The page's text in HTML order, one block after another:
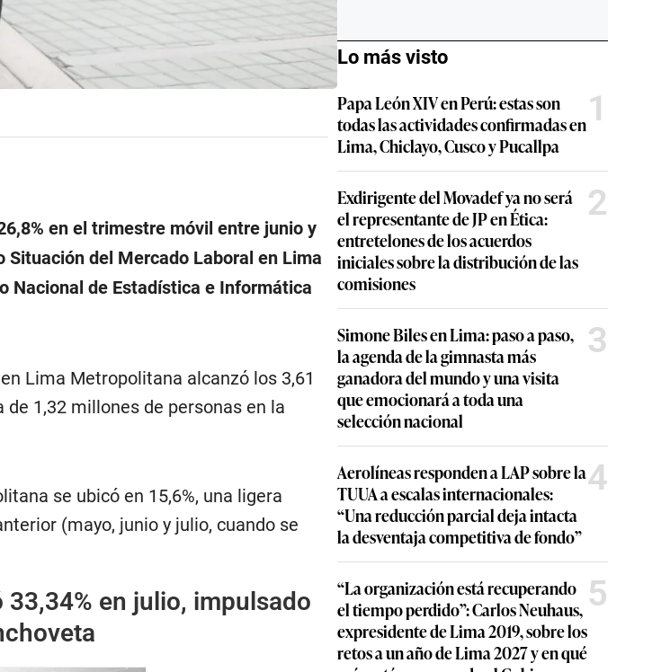
en el trimestre móvil entre junio y
del Mercado Laboral en Lima
Nacional de Estadística e Informática
Lima Metropolitana alcanzó los 3,61
1,32 millones de personas en la
se ubicó en 15,6%, una ligera
(mayo, junio y julio, cuando se
en julio, impulsado
Lo más visto
Papa León XIV en Perú: estas son
todas las actividades confirmadas en
Lima, Chiclayo, Cusco y Pucallpa
1
Exdirigente del Movadef ya no será
el representante de JP en Ética:
entretelones de los acuerdos
iniciales sobre la distribución de las
comisiones
2
Simone Biles en Lima: paso a paso,
la agenda de la gimnasta más
ganadora del mundo y una visita
que emocionará a toda una
selección nacional
3
Aerolíneas responden a LAP sobre la
TUUA a escalas internacionales:
“Una reducción parcial deja intacta
la desventaja competitiva de fondo”
4
“La organización está recuperando
el tiempo perdido”: Carlos Neuhaus,
expresidente de Lima 2019, sobre los
retos a un año de Lima 2027 y en qué
5